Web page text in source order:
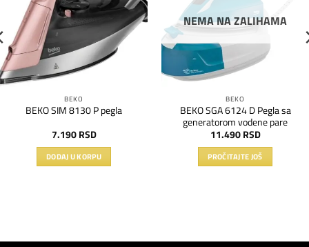
želja
BEKO
BEKO SIM 8130 P pegla
7.190 RSD
DODAJ U KORPU
želja
NEMA NA ZALIHAMA
BEKO
BEKO SGA 6124 D Pegla sa
generatorom vodene pare
11.490 RSD
PROČITAJTE JOŠ